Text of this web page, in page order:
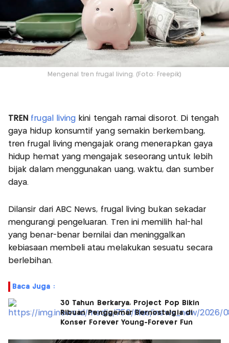
Mengenal tren frugal living. (Foto: Freepik)
TREN frugal living kini tengah ramai disorot. Di tengah
gaya hidup konsumtif yang semakin berkembang,
tren frugal living mengajak orang menerapkan gaya
hidup hemat yang mengajak seseorang untuk lebih
bijak dalam menggunakan uang, waktu, dan sumber
daya.
Dilansir dari ABC News, frugal living bukan sekadar
mengurangi pengeluaran. Tren ini memilih hal-hal
yang benar-benar bernilai dan meninggalkan
kebiasaan membeli atau melakukan sesuatu secara
berlebihan.
Baca Juga :
30 Tahun Berkarya, Project Pop Bikin
Ribuan Penggemar Bernostalgia di
Konser Forever Young-Forever Fun